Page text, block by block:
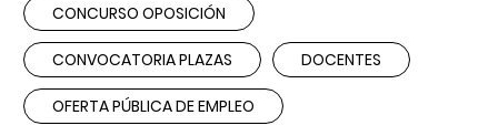
CONCURSO OPOSICIÓN
CONVOCATORIA PLAZAS DOCENTES
OFERTA PÚBLICA DE EMPLEO